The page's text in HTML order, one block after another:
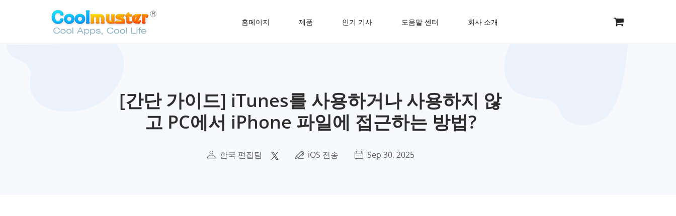
홈페이지 제품 인기 기사 도움말 센터 회사 소개
[간단 가이드] iTunes를 사용하거나 사용하지 않
고 PC에서 iPhone 파일에 접근하는 방법?
한국 편집팀 iOS 전송 Sep 30, 2025